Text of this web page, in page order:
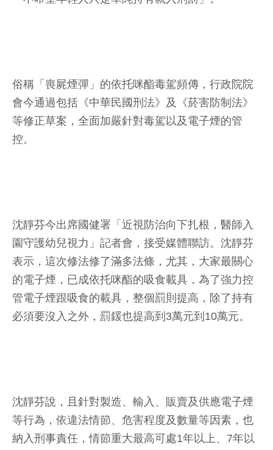
俗稱「喪屍煙彈」的依托咪酯毒駕頻傳，行政院院
會今通過包括《中華民國刑法》及《菸害防制法》
等修正草案，全面加嚴針對毒駕以及電子煙的管
控。
沈靜芬今出席國健署「近視防治向下扎根，醫師入
園守護幼兒視力」記者會，接受媒體聯訪。沈靜芬
表示，這次修法修了滿多法條，尤其，大家最關心
的電子煙，已成依托咪酯的吸食載具，為了強力控
管電子煙跟吸食的載具，整個罰則提高，除了持有
必須要沒入之外，罰鍰也提高到3萬元到10萬元。
沈靜芬說，且針對製造、輸入、販賣及供應電子煙
等行為，依違法情節、危害程度及數量等因素，也
納入刑事責任，情節重大最高可處1年以上、7年以